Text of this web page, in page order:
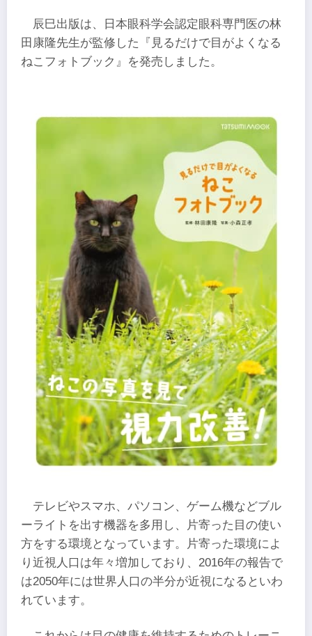
辰巳出版は、日本眼科学会認定眼科専門医の林
田康隆先生が監修した『見るだけで目がよくなる
ねこフォトブック』を発売しました。
テレビやスマホ、パソコン、ゲーム機などブル
ーライトを出す機器を多用し、片寄った目の使い
方をする環境となっています。片寄った環境によ
り近視人口は年々増加しており、2016年の報告で
は2050年には世界人口の半分が近視になるといわ
れています。